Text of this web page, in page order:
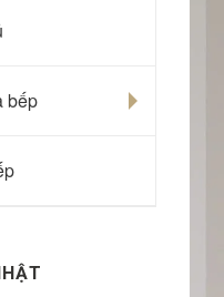
bếp